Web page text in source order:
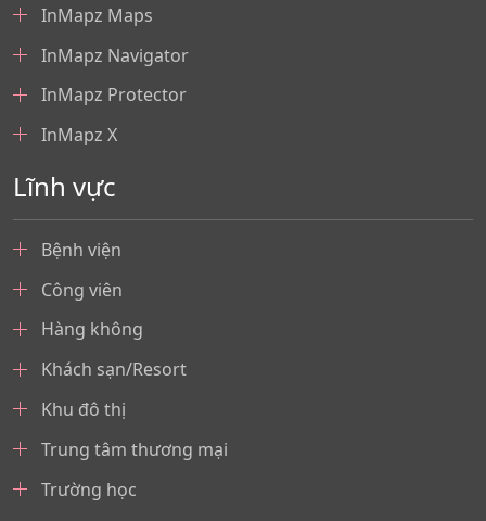
InMapz Maps
InMapz Navigator
InMapz Protector
InMapz X
Lĩnh vực
Bệnh viện
Công viên
Hàng không
Khách sạn/Resort
Khu đô thị
Trung tâm thương mại
Trường học